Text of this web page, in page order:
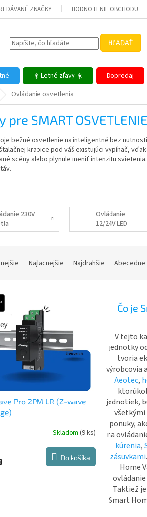
ZNAČKY HODNOTENIE OBCHODU
HĽADAŤ
☀️ Letné zľavy ☀️ Dopredaj
Ovládanie osvetlenia
pre SMART OSVETLENIE
bežné osvetlenie na inteligentné bez
krabice pod váš existujúci vypínač,
scény alebo plynule meniť intenzitu
230V
Ovládanie
12/24V LED
Najlacnejšie Najdrahšie Abecedne
Pro 2PM LR (Z-wave
Skladom (9 ks)
Do košíka
Čo je
V tejto
jednotky
tvoria
výrobcovia
Aeotec,
jednotiek,
všetkými
ponuky,
na
kúrenia,
zásuvkami
Home
Taktiež
Smart